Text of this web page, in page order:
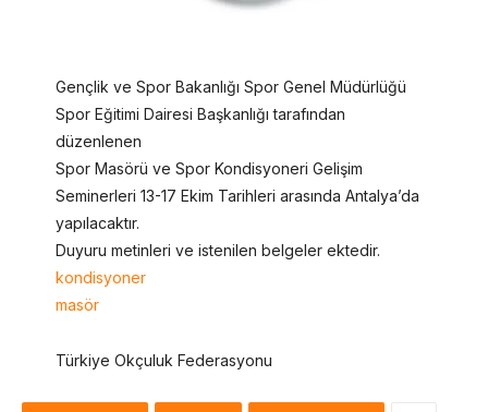
Gençlik ve Spor Bakanlığı Spor Genel Müdürlüğü
Spor Eğitimi Dairesi Başkanlığı tarafından
düzenlenen
Spor Masörü ve Spor Kondisyoneri Gelişim
Seminerleri 13-17 Ekim Tarihleri arasında Antalya’da
yapılacaktır.
Duyuru metinleri ve istenilen belgeler ektedir.
kondisyoner
masör
Türkiye Okçuluk Federasyonu